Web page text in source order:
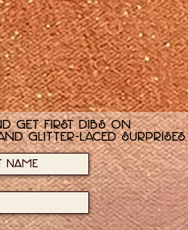
get first dibs on
glitter-laced surprises.